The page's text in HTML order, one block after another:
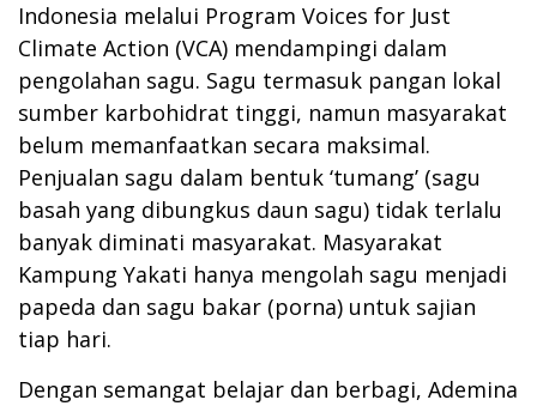
Indonesia melalui Program Voices for Just
Climate Action (VCA) mendampingi dalam
pengolahan sagu. Sagu termasuk pangan lokal
sumber karbohidrat tinggi, namun masyarakat
belum memanfaatkan secara maksimal.
Penjualan sagu dalam bentuk ‘tumang’ (sagu
basah yang dibungkus daun sagu) tidak terlalu
banyak diminati masyarakat. Masyarakat
Kampung Yakati hanya mengolah sagu menjadi
papeda dan sagu bakar (porna) untuk sajian
tiap hari.
Dengan semangat belajar dan berbagi, Ademina